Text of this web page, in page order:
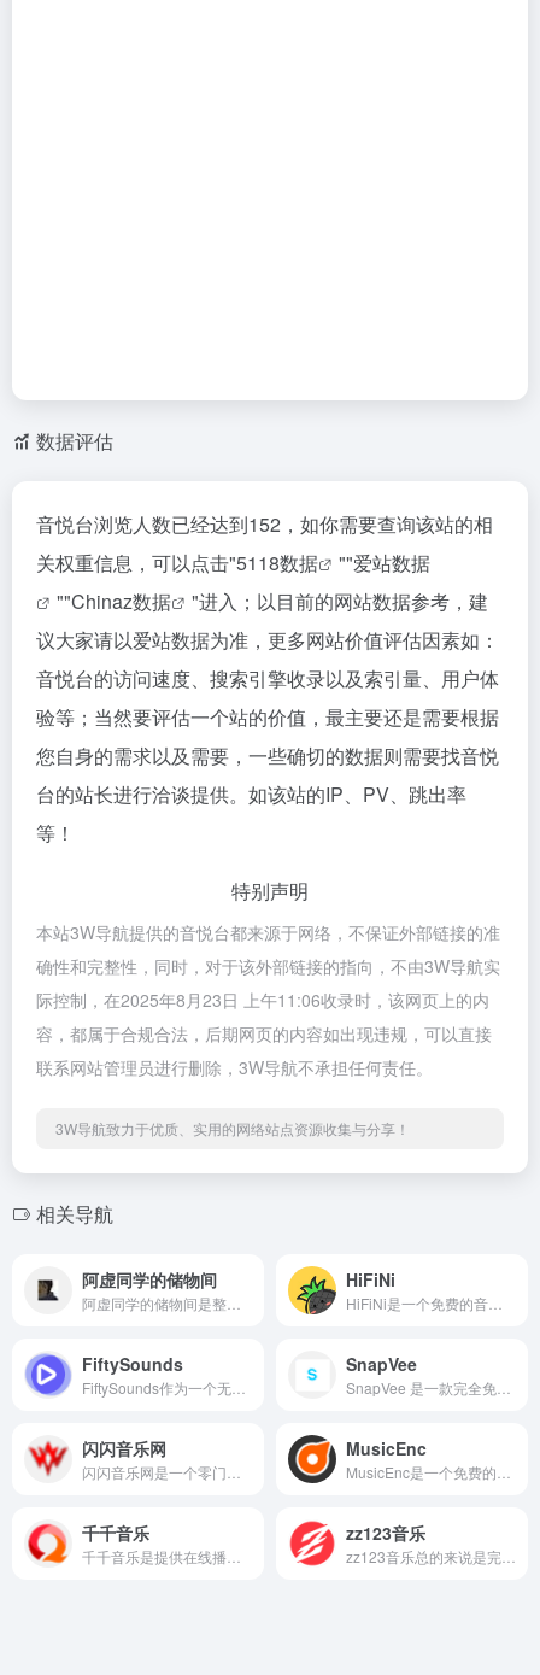
数据评估
音悦台浏览人数已经达到152，如你需要查询该站的相
关权重信息，可以点击"5118数据 ""爱站数据
""Chinaz数据
"进入；以目前的网站数据参考，建
议大家请以爱站数据为准，更多网站价值评估因素如：
音悦台的访问速度、搜索引擎收录以及索引量、用户体
验等；当然要评估一个站的价值，最主要还是需要根据
您自身的需求以及需要，一些确切的数据则需要找音悦
台的站长进行洽谈提供。如该站的IP、PV、跳出率
等！
特别声明
本站3W导航提供的音悦台都来源于网络，不保证外部链接的准
确性和完整性，同时，对于该外部链接的指向，不由3W导航实
际控制，在2025年8月23日 上午11:06收录时，该网页上的内
容，都属于合规合法，后期网页的内容如出现违规，可以直接
联系网站管理员进行删除，3W导航不承担任何责任。
3W导航致力于优质、实用的网络站点资源收集与分享！
相关导航
阿虚同学的储物间 HiFiNi
FiftySounds SnapVee
闪闪音乐网 MusicEnc
千千音乐 zz123音乐